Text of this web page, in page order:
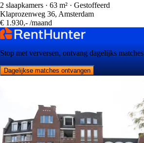
2 slaapkamers · 63 m² · Gestoffeerd
Klaprozenweg 36, Amsterdam
€ 1.930,- /maand
Stop met verversen, ontvang dagelijks matches
Dagelijkse matches ontvangen